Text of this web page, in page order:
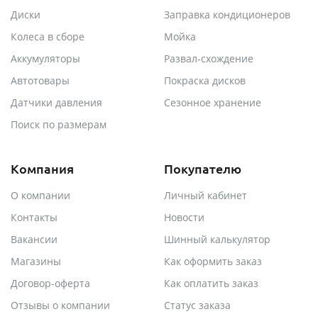
Диски
Колеса в сборе
Аккумуляторы
Автотовары
Датчики давления
Поиск по размерам
Заправка кондиционеров
Мойка
Развал-схождение
Покраска дисков
Сезонное хранение
Компания
О компании
Контакты
Вакансии
Магазины
Договор-оферта
Отзывы о компании
Покупателю
Личный кабинет
Новости
Шинный калькулятор
Как оформить заказ
Как оплатить заказ
Статус заказа